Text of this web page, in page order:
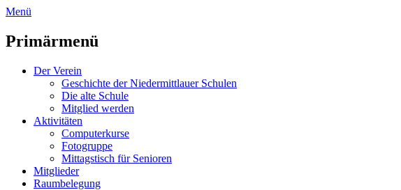
zum
überspringen
Menü
Primärmenü
Der Verein
Geschichte der Niedermittlauer Schulen
Die alte Schule
Mitglied werden
Aktivitäten
Computerkurse
Fotogruppe
Mittagstisch für Senioren
Mitglieder
Raumbelegung